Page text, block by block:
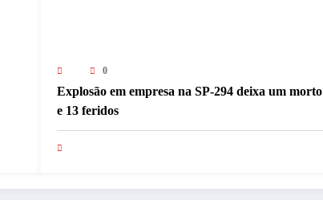
0
Explosão em empresa na SP-294 deixa um morto
e 13 feridos